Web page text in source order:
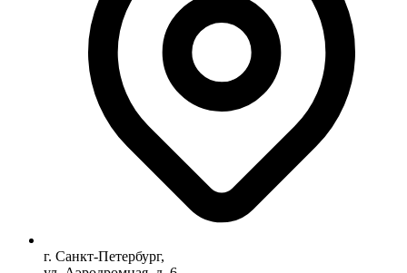
г. Санкт-Петербург,